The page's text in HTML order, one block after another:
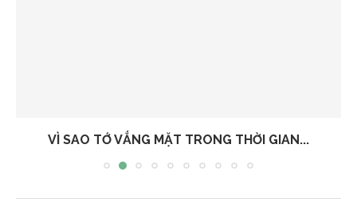
VÌ SAO TỚ VẮNG MẶT TRONG THỜI GIAN...